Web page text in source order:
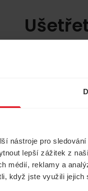
nástroje pro
lepší zážitek z
médií, reklamy a
když jste využili
Půjčky